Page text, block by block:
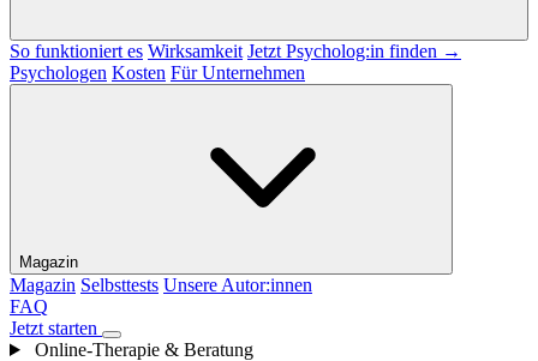
So funktioniert es Wirksamkeit Jetzt Psycholog:in finden →
Psychologen Kosten Für Unternehmen
Magazin
Magazin Selbsttests Unsere Autor:innen
FAQ
Jetzt starten
Online-Therapie & Beratung